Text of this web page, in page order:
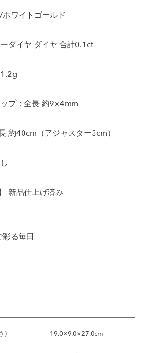
ホワイトゴールド
ーダイヤ ダイヤ 合計0.1ct
1.2g
ップ：全長 約9×4mm
約40cm（アジャスター3cm）
新品仕上げ済み
る毎日
) 19.0×9.0×27.0cm